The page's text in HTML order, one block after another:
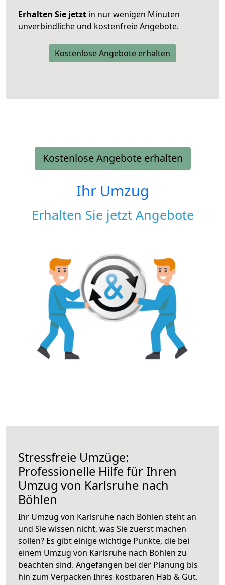
Erhalten Sie jetzt in nur wenigen Minuten
unverbindliche und kostenfreie Angebote.
Kostenlose Angebote erhalten
Kostenlose Angebote erhalten
Ihr Umzug
Erhalten Sie jetzt Angebote
Stressfreie Umzüge:
Professionelle Hilfe für Ihren
Umzug von Karlsruhe nach
Böhlen
Ihr Umzug von Karlsruhe nach Böhlen steht an
und Sie wissen nicht, was Sie zuerst machen
sollen? Es gibt einige wichtige Punkte, die bei
einem Umzug von Karlsruhe nach Böhlen zu
beachten sind. Angefangen bei der Planung bis
hin zum Verpacken Ihres kostbaren Hab & Gut.